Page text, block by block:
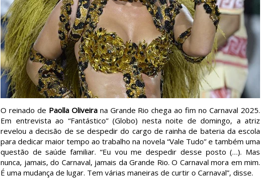
O reinado de Paolla Oliveirana Grande Rio chega ao fim no Carnaval 2025.
Em entrevista ao “Fantástico” (Globo) nesta noite de domingo, a atriz
revelou a decisão de se despedir do cargo de rainha de bateria da escola
para dedicar maior tempo ao trabalho na novela “Vale Tudo” e também uma
questão de saúde familiar. “Eu vou me despedir desse posto (…). Mas
nunca, jamais, do Carnaval, jamais da Grande Rio. O Carnaval mora em mim.
É uma mudança de lugar. Tem várias maneiras de curtir o Carnaval”, disse.